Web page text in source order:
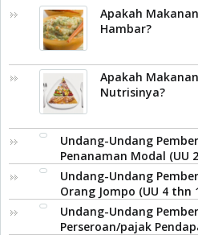
Apakah
Hambar?
Apakah
Nutrisinya?
Undang-Undang
Penanaman Modal (UU
Undang-Undang
Orang Jompo (UU 4 thn
Undang-Undang
Perseroan/pajak